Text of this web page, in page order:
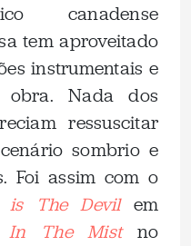
canadense
tem aproveitado
instrumentais e
obra. Nada dos
ressuscitar
sombrio e
Foi assim com o
is The Devil em
In The Mistno